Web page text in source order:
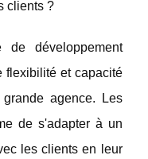
clients ?
développement
flexibilité et capacité
agence. Les
de s'adapter à un
les clients en leur